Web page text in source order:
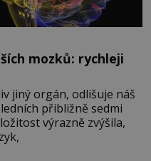
mozků: rychleji
jiný orgán, odlišuje náš
přibližně sedmi
výrazně zvýšila,